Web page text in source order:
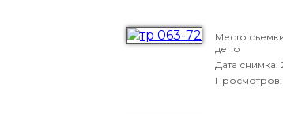
Место
депо
Дата снимка:
Просмотров: